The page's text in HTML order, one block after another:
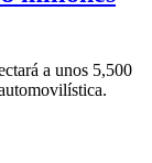
a unos 5,500